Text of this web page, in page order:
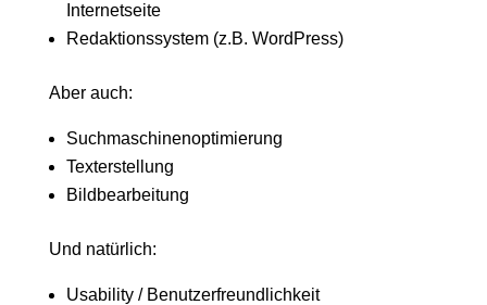
Internetseite
Redaktionssystem (z.B. WordPress)
Aber auch:
Suchmaschinenoptimierung
Texterstellung
Bildbearbeitung
Und natürlich:
Usability / Benutzerfreundlichkeit